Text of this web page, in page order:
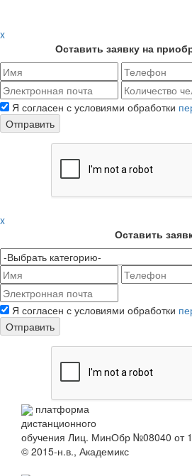
x
Оставить заявку на
Я согласен с условиями обработки
Отправить
x
Оставить
Я согласен с условиями обработки
Отправить
платформа
дистанционного
обучения Лиц. МинОбр №08040 от
© 2015-н.в., Академикс